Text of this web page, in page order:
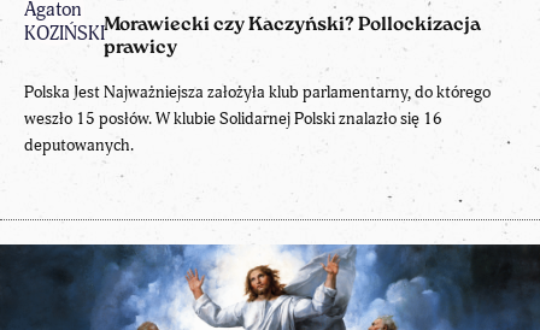
Morawiecki czy Kaczyński? Pollockizacja
prawicy
Polska Jest Najważniejsza założyła klub parlamentarny, do którego
weszło 15 posłów. W klubie Solidarnej Polski znalazło się 16
deputowanych.